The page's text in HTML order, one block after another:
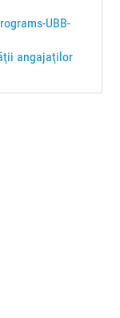
UBB-
angajaţilor